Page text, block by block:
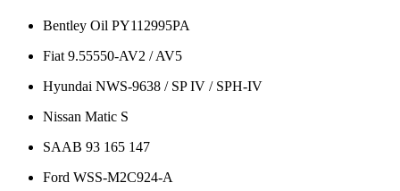
Bentley Oil PY112995PA
Fiat 9.55550-AV2 / AV5
Hyundai NWS-9638 / SP IV / SPH-IV
Nissan Matic S
SAAB 93 165 147
Ford WSS-M2C924-A